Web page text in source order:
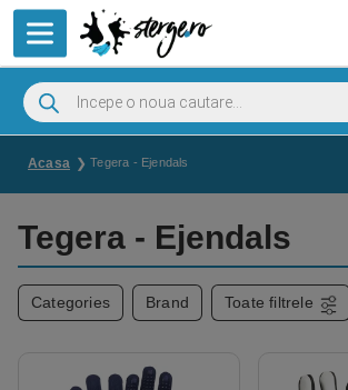
Acasa Tegera - Ejendals
Tegera - Ejendals
Categories Brand Toate filtrele